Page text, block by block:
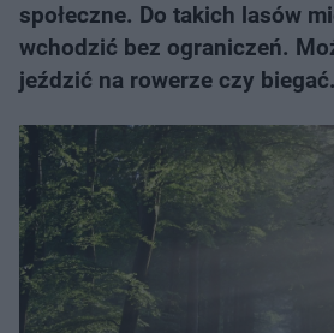
społeczne. Do takich lasów
wchodzić bez ograniczeń.
jeździć na rowerze czy biegać.